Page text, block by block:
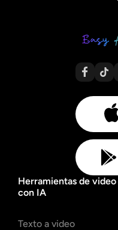
Herramientas de video
con IA
Texto a video